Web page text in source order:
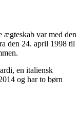
var med den
den 24. april 1998 til
en italiensk
og har to børn